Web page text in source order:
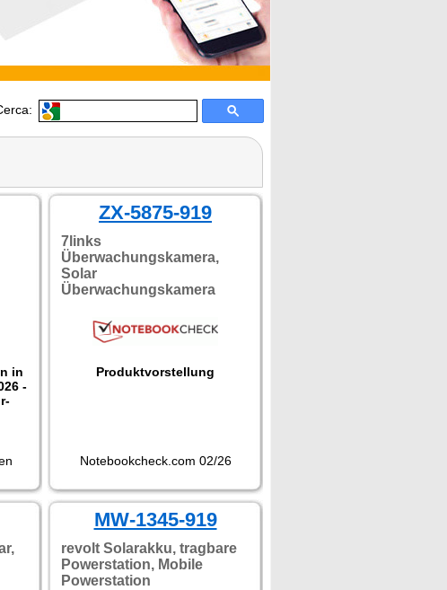
in
-
ZX-5875-919
7links
Überwachungskamera,
Solar
Überwachungskamera
Produktvorstellung
Notebookcheck.com 02/26
MW-1345-919
revolt Solarakku, tragbare
Powerstation, Mobile
Powerstation